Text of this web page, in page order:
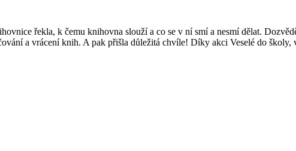
řekla, k čemu knihovna slouží a co se v ní smí a nesmí dělat.
a vrácení knih. A pak přišla důležitá chvíle! Díky akci Veselé do